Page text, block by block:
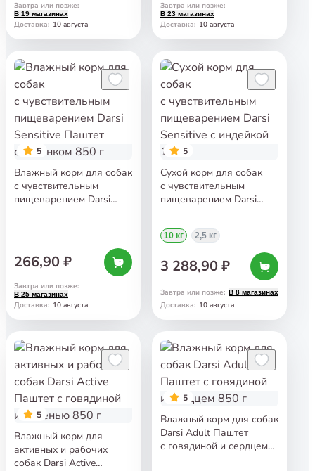
Завтра или позже:
В 19 магазинах
Доставка: 10 августа
Завтра или позже:
В 23 магазинах
Доставка: 10 августа
5
Влажный корм для собак
с чувствительным
пищеварением Darsi
266,90 ₽
Завтра или позже:
В 25 магазинах
Доставка: 10 августа
5
Сухой корм для собак
с чувствительным
пищеварением Darsi
10 кг
10 кг 2,5 кг
3 288,90 ₽
Завтра или позже: В 8 магазинах
Доставка: 10 августа
5
Влажный корм для
активных и рабочих
собак Darsi Active
5
Влажный корм для собак
Darsi Adult Паштет
с говядиной и сердцем